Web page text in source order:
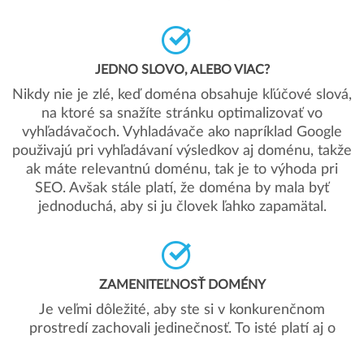
JEDNO SLOVO, ALEBO VIAC?
Nikdy nie je zlé, keď doména obsahuje kľúčové slová,
na ktoré sa snažíte stránku optimalizovať vo
vyhľadávačoch. Vyhladávače ako napríklad Google
použivajú pri vyhľadávaní výsledkov aj doménu, takže
ak máte relevantnú doménu, tak je to výhoda pri
SEO. Avšak stále platí, že doména by mala byť
jednoduchá, aby si ju človek ľahko zapamätal.
ZAMENITEĽNOSŤ DOMÉNY
Je veľmi dôležité, aby ste si v konkurenčnom
prostredí zachovali jedinečnosť. To isté platí aj o